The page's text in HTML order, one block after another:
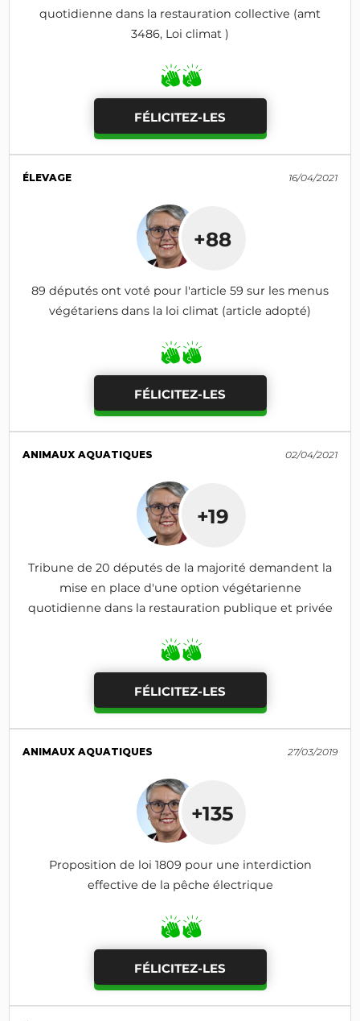
quotidienne dans la restauration collective (amt
3486, Loi climat )
FÉLICITEZ-LES
ÉLEVAGE 16/04/2021
+88
89 députés ont voté pour l'article 59 sur les menus
végétariens dans la loi climat (article adopté)
FÉLICITEZ-LES
ANIMAUX AQUATIQUES 02/04/2021
+19
Tribune de 20 députés de la majorité demandent la
mise en place d'une option végétarienne
quotidienne dans la restauration publique et privée
FÉLICITEZ-LES
ANIMAUX AQUATIQUES 27/03/2019
+135
Proposition de loi 1809 pour une interdiction
effective de la pêche électrique
FÉLICITEZ-LES